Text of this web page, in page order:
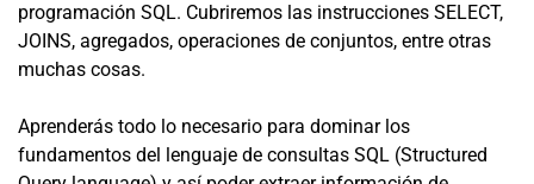
programación SQL. Cubriremos las instrucciones SELECT,
JOINS, agregados, operaciones de conjuntos, entre otras
muchas cosas.
Aprenderás todo lo necesario para dominar los
fundamentos del lenguaje de consultas SQL (Structured